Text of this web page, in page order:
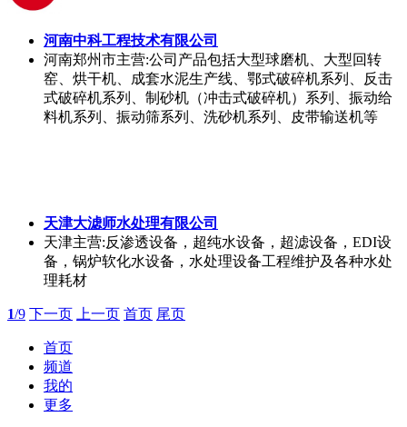
河南中科工程技术有限公司
河南郑州市主营:公司产品包括大型球磨机、大型回转
窑、烘干机、成套水泥生产线、鄂式破碎机系列、反击
式破碎机系列、制砂机（冲击式破碎机）系列、振动给
料机系列、振动筛系列、洗砂机系列、皮带输送机等
天津大滤师水处理有限公司
天津主营:反渗透设备，超纯水设备，超滤设备，EDI设
备，锅炉软化水设备，水处理设备工程维护及各种水处
理耗材
1/9 下一页 上一页 首页 尾页
首页
频道
我的
更多